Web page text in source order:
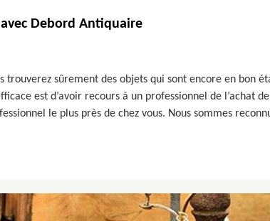
Debord Antiquaire
sûrement des objets qui sont encore en bon
est d’avoir recours à un professionnel de l’achat
le plus près de chez vous. Nous sommes